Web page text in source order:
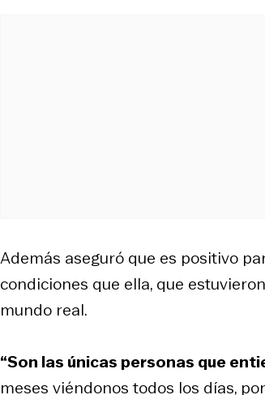
Además aseguró que es positivo
condiciones que ella, que
mundo real.
“Son las únicas personas que
meses viéndonos todos los días,